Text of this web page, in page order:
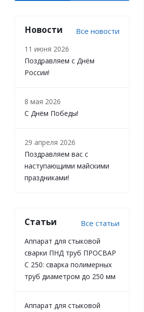
Новости Все новости
11 июня 2026
Поздравляем с Днём
России!
8 мая 2026
С Днём Победы!
29 апреля 2026
Поздравляем вас с
наступающими майскими
праздниками!
Статьи Все статьи
Аппарат для стыковой
сварки ПНД труб ПРОСВАР
С 250: сварка полимерных
труб диаметром до 250 мм
Аппарат для стыковой